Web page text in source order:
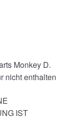
Monkey D.
nicht enthalten
IST